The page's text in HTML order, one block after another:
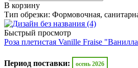
В корзину
Тип обрезки: Формовочная,
Быстрый просмотр
Роза плетистая Vanille Fraise
Период поставки: осень 2026